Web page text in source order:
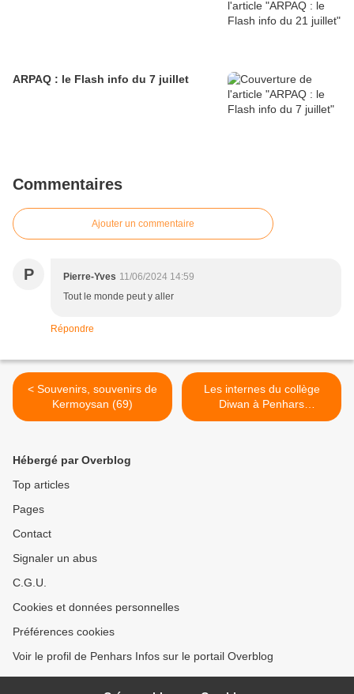
ARPAQ : le Flash info du 7 juillet
Commentaires
Ajouter un commentaire
P Pierre-Yves 11/06/2024 14:59
Tout le monde peut y aller
Répondre
< Souvenirs, souvenirs de
Kermoysan (69)
Les internes du collège
Diwan à Penhars
s'installeront aux Bruyères
Hébergé par Overblog
Top articles
Pages
Contact
Signaler un abus
C.G.U.
Cookies et données personnelles
Préférences cookies
Voir le profil de Penhars Infos sur le portail Overblog